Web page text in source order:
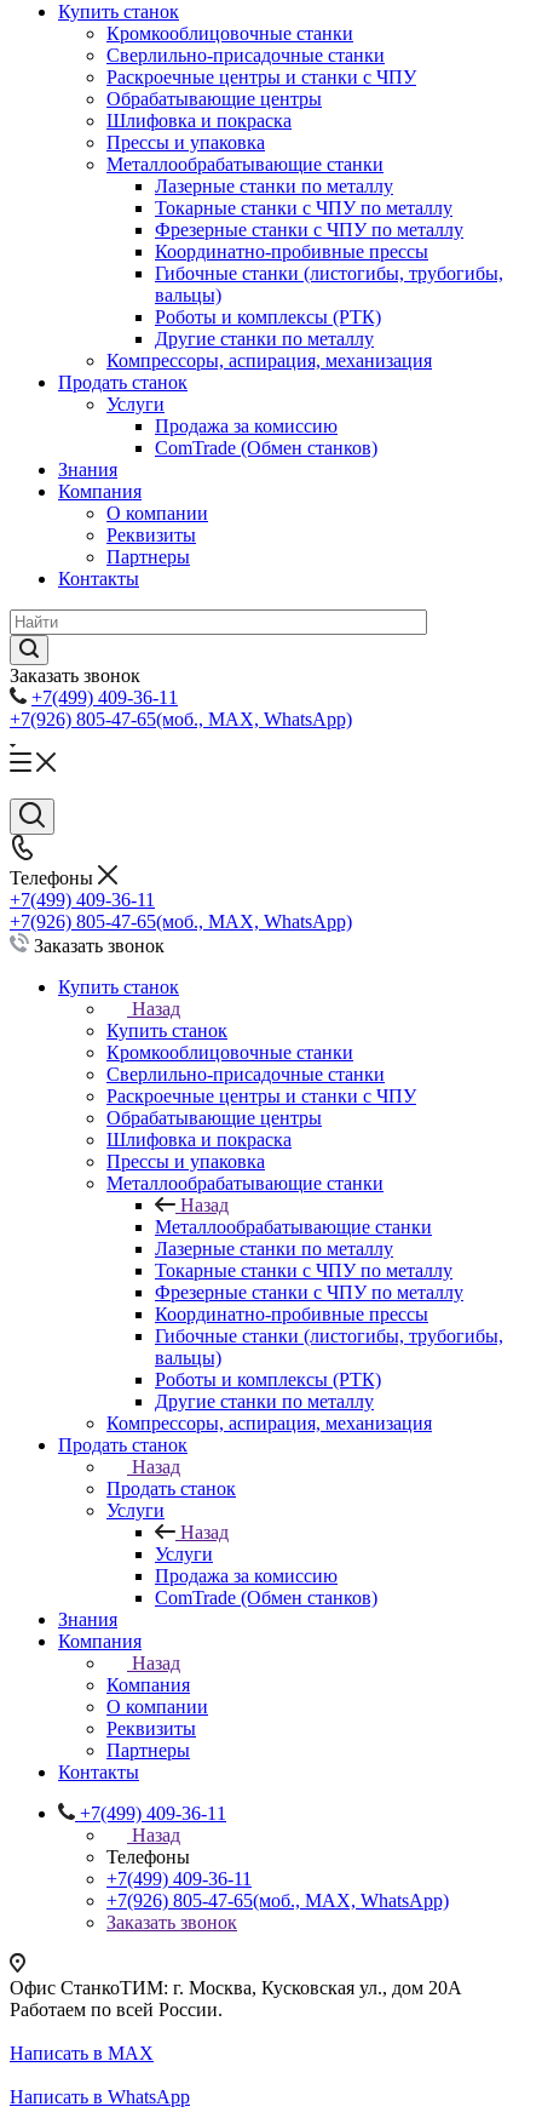
Купить станок
Кромкооблицовочные станки
Сверлильно-присадочные станки
Раскроечные центры и станки с ЧПУ
Обрабатывающие центры
Шлифовка и покраска
Прессы и упаковка
Металлообрабатывающие станки
Лазерные станки по металлу
Токарные станки с ЧПУ по металлу
Фрезерные станки с ЧПУ по металлу
Координатно-пробивные прессы
Гибочные станки (листогибы, трубогибы,
вальцы)
Роботы и комплексы (РТК)
Другие станки по металлу
Компрессоры, аспирация, механизация
Продать станок
Услуги
Продажа за комиссию
ComTrade (Обмен станков)
Знания
Компания
О компании
Реквизиты
Партнеры
Контакты
Заказать звонок
+7(499) 409-36-11
+7(926) 805-47-65(моб., MAX, WhatsApp)
Телефоны
+7(499) 409-36-11
+7(926) 805-47-65(моб., MAX, WhatsApp)
Заказать звонок
Купить станок
Назад
Купить станок
Кромкооблицовочные станки
Сверлильно-присадочные станки
Раскроечные центры и станки с ЧПУ
Обрабатывающие центры
Шлифовка и покраска
Прессы и упаковка
Металлообрабатывающие станки
Назад
Металлообрабатывающие станки
Лазерные станки по металлу
Токарные станки с ЧПУ по металлу
Фрезерные станки с ЧПУ по металлу
Координатно-пробивные прессы
Гибочные станки (листогибы, трубогибы,
вальцы)
Роботы и комплексы (РТК)
Другие станки по металлу
Компрессоры, аспирация, механизация
Продать станок
Назад
Продать станок
Услуги
Назад
Услуги
Продажа за комиссию
ComTrade (Обмен станков)
Знания
Компания
Назад
Компания
О компании
Реквизиты
Партнеры
Контакты
+7(499) 409-36-11
Назад
Телефоны
+7(499) 409-36-11
+7(926) 805-47-65(моб., MAX, WhatsApp)
Заказать звонок
Офис СтанкоТИМ: г. Москва, Кусковская ул., дом 20А
Работаем по всей России.
Написать в MAX
Написать в WhatsApp